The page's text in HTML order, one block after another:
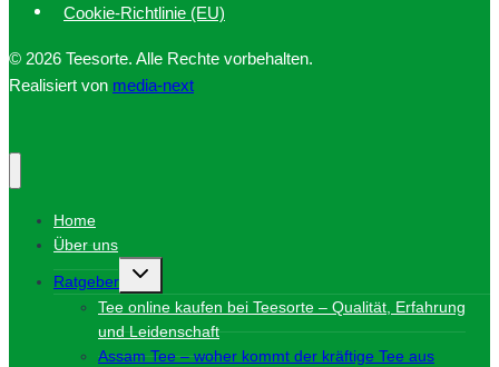
Cookie-Richtlinie (EU)
© 2026 Teesorte. Alle Rechte vorbehalten.
Realisiert von media-next
Home
Über uns
Ratgeber
Untermenü
umschalten
Tee online kaufen bei Teesorte – Qualität, Erfahrung
und Leidenschaft
Assam Tee – woher kommt der kräftige Tee aus